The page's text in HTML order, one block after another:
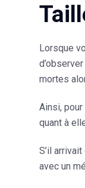
Lorsque
mortes
Ainsi,
quant à
S’il
avec un